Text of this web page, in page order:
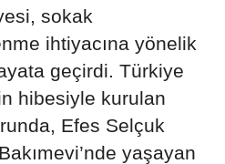
sokak
ihtiyacına yönelik
geçirdi. Türkiye
hibesiyle kurulan
Efes Selçuk
yaşayan